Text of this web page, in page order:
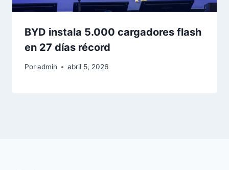
BYD instala 5.000 cargadores flash
en 27 días récord
Poradmin abril 5, 2026